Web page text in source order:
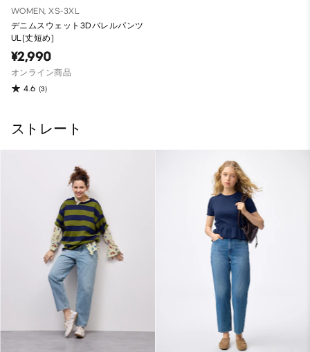
WOMEN, XS-3XL
デニムスウェット3Dバレルパンツ
UL(丈短め)
¥2,990
オンライン商品
4.6 (3)
ストレート